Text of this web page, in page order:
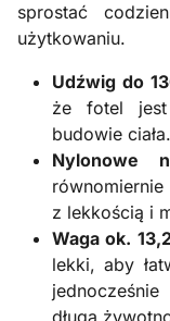
sprostać
użytkowaniu.
Udźwig do
że fotel
budowie ciała.
Nylonowe
równomiernie
z lekkością i
Waga ok.
lekki, aby
długą